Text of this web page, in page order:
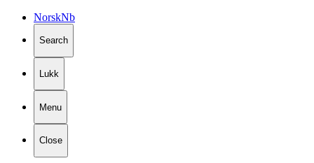
NorskNb
Search
Lukk
Menu
Close